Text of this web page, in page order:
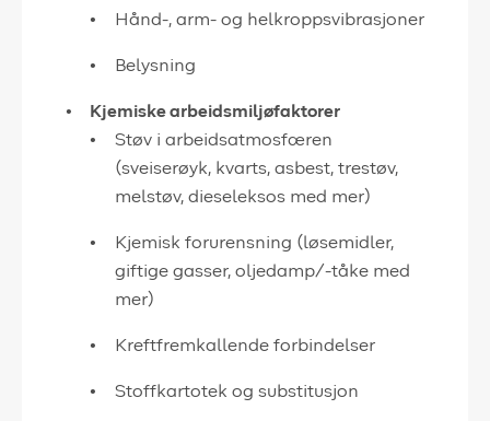
Hånd-, arm- og helkroppsvibrasjoner
Belysning
Kjemiske arbeidsmiljøfaktorer
Støv i arbeidsatmosfæren
(sveiserøyk, kvarts, asbest, trestøv,
melstøv, dieseleksos med mer)
Kjemisk forurensning (løsemidler,
giftige gasser, oljedamp/-tåke med
mer)
Kreftfremkallende forbindelser
Stoffkartotek og substitusjon